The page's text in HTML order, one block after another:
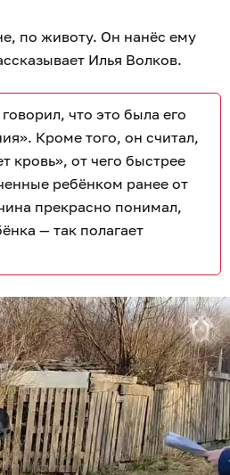
по животу. Он нанёс ему
Илья Волков.
что это была его
Кроме того, он считал,
кровь», от чего быстрее
ребёнком ранее от
прекрасно понимал,
— так полагает